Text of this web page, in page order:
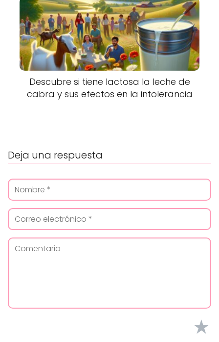
Descubre si tiene lactosa la leche de
cabra y sus efectos en la intolerancia
Deja una respuesta
★